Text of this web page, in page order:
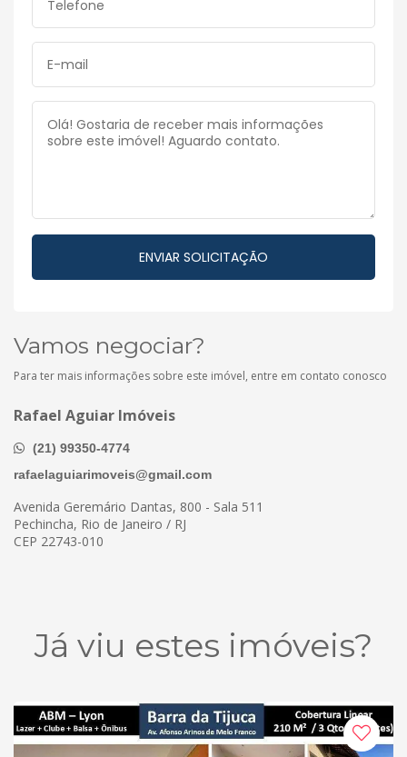
Vamos negociar?
Para ter mais informações sobre este imóvel, entre em contato conosco
Rafael Aguiar Imóveis
(21) 99350-4774
rafaelaguiarimoveis@gmail.com
Avenida Geremário Dantas, 800 - Sala 511
Pechincha, Rio de Janeiro / RJ
CEP 22743-010
Já viu estes imóveis?